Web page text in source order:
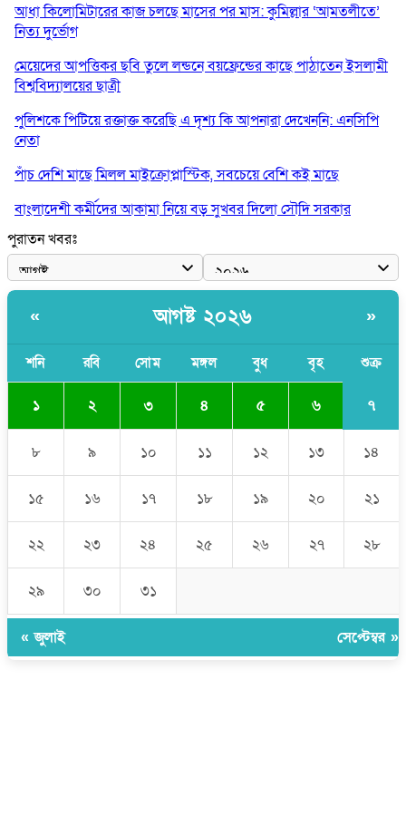
আধা কিলোমিটারের কাজ চলছে মাসের পর মাস: কুমিল্লার ‘আমতলীতে’
নিত্য দুর্ভোগ
মেয়েদের আপত্তিকর ছবি তুলে লন্ডনে বয়ফ্রেন্ডের কাছে পাঠাতেন ইসলামী
বিশ্ববিদ্যালয়ের ছাত্রী
পুলিশকে পিটিয়ে রক্তাক্ত করেছি এ দৃশ্য কি আপনারা দেখেননি: এনসিপি
নেতা
পাঁচ দেশি মাছে মিলল মাইক্রোপ্লাস্টিক, সবচেয়ে বেশি কই মাছে
বাংলাদেশী কর্মীদের আকামা নিয়ে বড় সুখবর দিলো সৌদি সরকার
ভারতের পূর্ব সীমান্তে এখন ‘আরেকটি পাকিস্তান’ গড়ে উঠেছে: সজীব
ওয়াজেদ জয়
যে ডকুমেন্টারিতে আবু সাঈদের ছবি নেই, সেটা কোনো ডকুমেন্টারি নয়:
ভারপ্রাপ্ত রাষ্ট্রপতি
পুরাতন খবরঃ
« আগষ্ট ২০২৬ »
শনি রবি সোম মঙ্গল বুধ বৃহ শুক্র
১ ২ ৩ ৪ ৫ ৬ ৭
৮ ৯ ১০ ১১ ১২ ১৩ ১৪
১৫ ১৬ ১৭ ১৮ ১৯ ২০ ২১
২২ ২৩ ২৪ ২৫ ২৬ ২৭ ২৮
২৯ ৩০ ৩১
« জুলাই সেপ্টেম্বর »